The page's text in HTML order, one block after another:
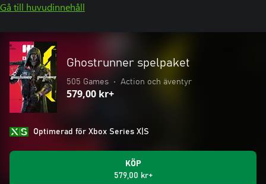
Gå till huvudinnehåll
Ghostrunner spelpaket
505 Games • Action och äventyr
579,00 kr+
Optimerad för Xbox Series X|S
KÖP
579,00 kr+